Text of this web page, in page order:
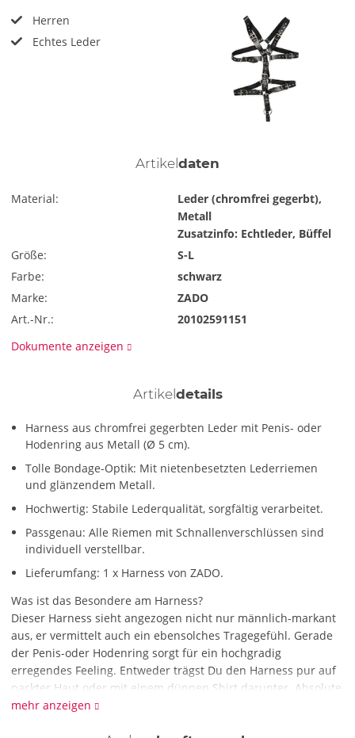
Herren
Echtes Leder
Artikeldaten
Material:
Leder (chromfrei gegerbt),
Metall
Zusatzinfo: Echtleder, Büffel
Größe:
S-L
Farbe:
schwarz
Marke:
ZADO
Art.-Nr.:
20102591151
Dokumente anzeigen
Artikeldetails
Harness aus chromfrei gegerbten Leder mit Penis- oder
Hodenring aus Metall (Ø 5 cm).
Tolle Bondage-Optik: Mit nietenbesetzten Lederriemen
und glänzendem Metall.
Hochwertig: Stabile Lederqualität, sorgfältig verarbeitet.
Passgenau: Alle Riemen mit Schnallenverschlüssen sind
individuell verstellbar.
Lieferumfang: 1 x Harness von ZADO.
Was ist das Besondere am Harness?
Dieser Harness sieht angezogen nicht nur männlich-markant
aus, er vermittelt auch ein ebensolches Tragegefühl. Gerade
der Penis-oder Hodenring sorgt für ein hochgradig
erregendes Feeling. Entweder trägst Du den Harness pur auf
nackter Haut oder mit einem dünnen Shirt darunter. Absolute
Leder-Liebhaber tragen diesen markanten Einteiler auch gern
mehr anzeigen